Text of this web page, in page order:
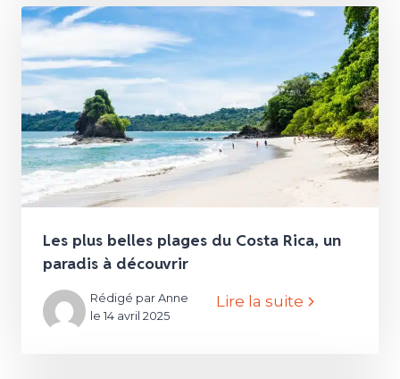
Les plus belles plages du Costa Rica, un
paradis à découvrir
Rédigé par Anne
le 14 avril 2025
Lire la suite